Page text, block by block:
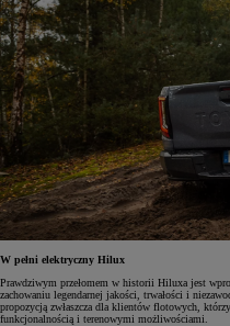
W pełni elektryczny Hilux
Prawdziwym przełomem w historii Hiluxa jest
zachowaniu legendarnej jakości, trwałości i
propozycją zwłaszcza dla klientów flotowych,
funkcjonalnością i terenowymi możliwościami.